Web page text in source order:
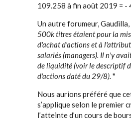
109.258 à fin août 2019 = -
Un autre forumeur,
500k titres étaient pour la
d'achat d'actions et à
salariés (managers). Il n'y
de liquidité (voir le descriptif
d'actions daté du 29/8). "
Nous aurions préféré que
s’applique selon le premier
l’atteinte d’un cours de